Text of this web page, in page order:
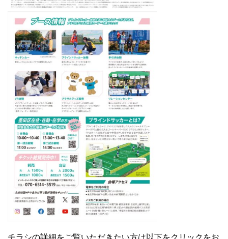
チラシの詳細をご覧いただきたい方は以下をクリックをお